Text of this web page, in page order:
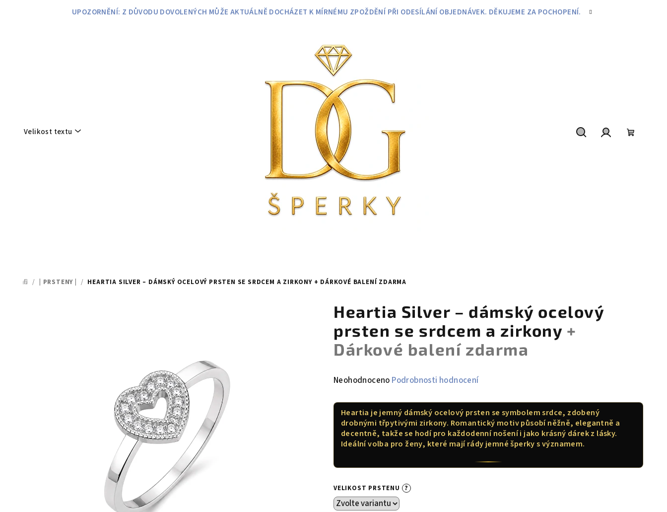
UPOZORNĚNÍ: Z DŮVODU DOVOLENÝCH MŮŽE AKTUÁLNĚ DOCHÁZET K MÍRNÉMU ZPOŽDĚNÍ PŘI ODESÍLÁNÍ OBJEDNÁVEK. DĚKUJEME ZA POCHOPENÍ.
Velikost textu
DOMŮ
/ | PRSTENY | / HEARTIA SILVER – DÁMSKÝ OCELOVÝ PRSTEN SE SRDCEM A ZIRKONY + DÁRKOVÉ BALENÍ ZDARMA
Heartia Silver – dámský ocelový
prsten se srdcem a zirkony +
Dárkové balení zdarma
Průměrné
produktu
0,0
hvězdiček.
Neohodnoceno Podrobnosti hodnocení
Heartia je jemný dámský ocelový prsten se symbolem srdce, zdobený
drobnými třpytivými zirkony. Romantický motiv působí něžně, elegantně a
decentně, takže se hodí pro každodenní nošení i jako krásný dárek z lásky.
Ideální volba pro ženy, které mají rády jemné šperky s významem.
VELIKOST PRSTENU ?